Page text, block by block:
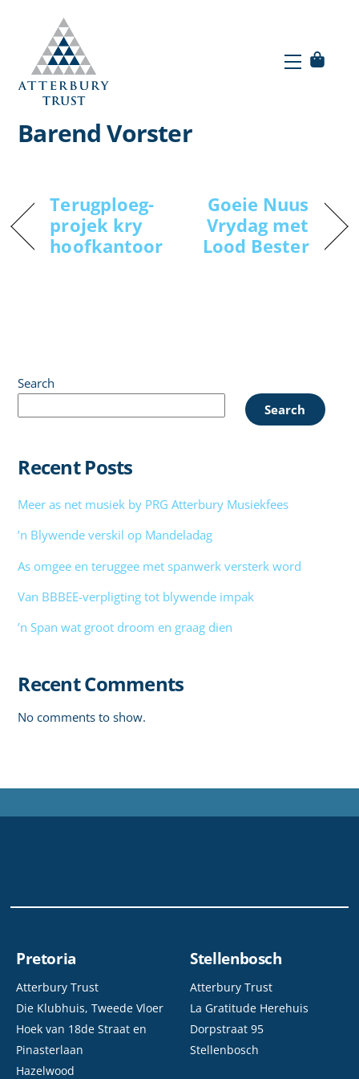
content
Menu
Goeie Nuus Vrydag met
Barend Vorster
Terugploeg-
projek kry
hoofkantoor
Goeie Nuus
Vrydag met
Lood Bester
Search
Search
Recent Posts
Meer as net musiek by PRG Atterbury Musiekfees
’n Blywende verskil op Mandeladag
As omgee en teruggee met spanwerk versterk word
Van BBBEE-verpligting tot blywende impak
’n Span wat groot droom en graag dien
Recent Comments
No comments to show.
Pretoria
Atterbury Trust
Die Klubhuis, Tweede Vloer
Hoek van 18de Straat en
Pinasterlaan
Hazelwood
Stellenbosch
Atterbury Trust
La Gratitude Herehuis
Dorpstraat 95
Stellenbosch